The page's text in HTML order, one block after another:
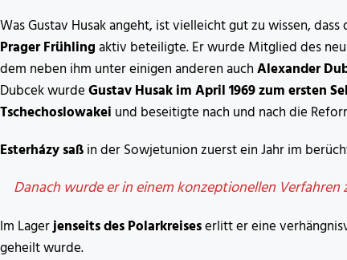
Was Gustav Husak angeht, ist vielleicht gut zu wissen,
Prager Frühlingaktiv beteiligte. Er wurde Mitglied des
dem neben ihm unter einigen anderen auchAlexander
Dubcek wurdeGustav Husak im April 1969 zum ersten
Tschechoslowakei und beseitigte nach und nach die
Esterházy saßin der Sowjetunion zuerst ein Jahr im
Danach wurde er in einem konzeptionellen
Im Lagerjenseits des Polarkreiseserlitt er eine
geheilt wurde.